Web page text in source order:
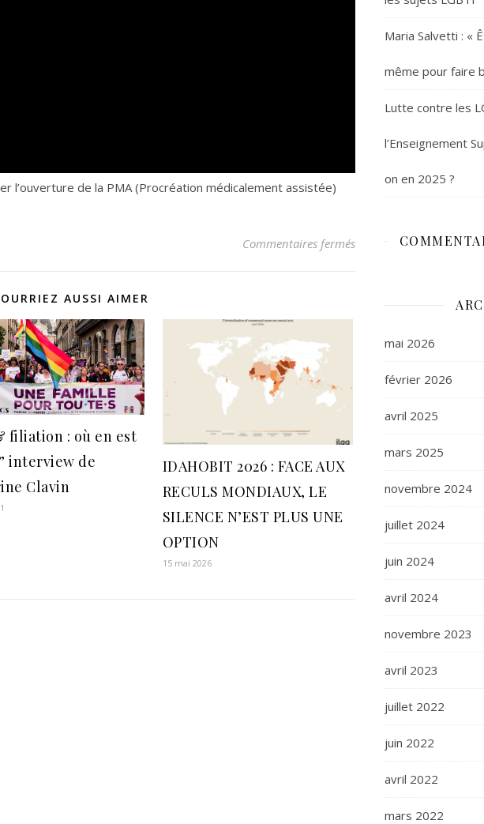
l’ouverture de la PMA (Procréation médicalement assistée)
Commentaires ferméssur La PMA n’attend
AUSSI AIMER
filiation : où en est
interview de
Clavin
IDAHOBIT 2026 : FACE AUX
RECULS MONDIAUX, LE
SILENCE N’EST PLUS UNE
OPTION
15 mai 2026
Maria Salvetti : «
même pour faire
Lutte contre les
l’Enseignement
on en 2025 ?
mai 2026
février 2026
avril 2025
mars 2025
novembre 2024
juillet 2024
juin 2024
avril 2024
novembre 2023
avril 2023
juillet 2022
juin 2022
avril 2022
mars 2022